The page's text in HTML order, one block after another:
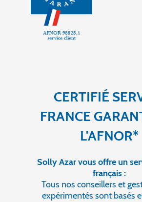
CERTIFIÉ
FRANCE
L'AFNOR*
Solly Azar vous offre un
français :
Tous nos conseillers et
expérimentés sont basés